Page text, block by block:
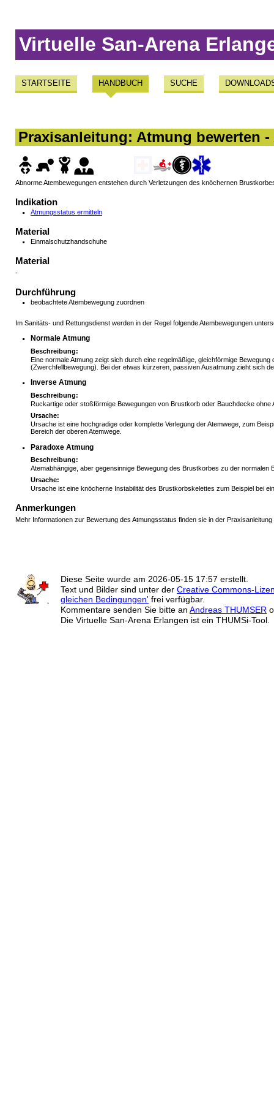
Virtuelle San-Arena
STARTSEITE HANDBUCH SUCHE
Praxisanleitung: Atmung bewerten
Abnorme Atembewegungen entstehen durch Verletzungen des knöchernen
Indikation
Atmungsstatus ermitteln
Material
Einmalschutzhandschuhe
Material
-
Durchführung
beobachtete Atembewegung zuordnen
Im Sanitäts- und Rettungsdienst werden in der Regel folgende Atembewegungen
Normale Atmung
Beschreibung:
Eine normale Atmung zeigt sich durch eine regelmäßige, gleichförmige
(Zwerchfellbewegung). Bei der etwas kürzeren, passiven Ausatmung zieht sich
Inverse Atmung
Beschreibung:
Ruckartige oder stoßförmige Bewegungen von Brustkorb oder Bauchdecke ohne
Ursache:
Ursache ist eine hochgradige oder komplette Verlegung der Atemwege, zum
Bereich der oberen Atemwege.
Paradoxe Atmung
Beschreibung:
Atemabhängige, aber gegensinnige Bewegung des Brustkorbes zu der normalen
Ursache:
Ursache ist eine knöcherne Instabilität des Brustkorbskelettes zum Beispiel bei
Anmerkungen
Mehr Informationen zur Bewertung des Atmungsstatus finden sie in der Praxisanleitung
Diese Seite wurde am 2026-05-15 17:57 erstellt.
Text und Bilder sind unter der Creative Commons-
gleichen Bedingungen' frei verfügbar.
Kommentare senden Sie bitte an Andreas THUMSER
Die Virtuelle San-Arena Erlangen ist ein THUMSi-Tool.